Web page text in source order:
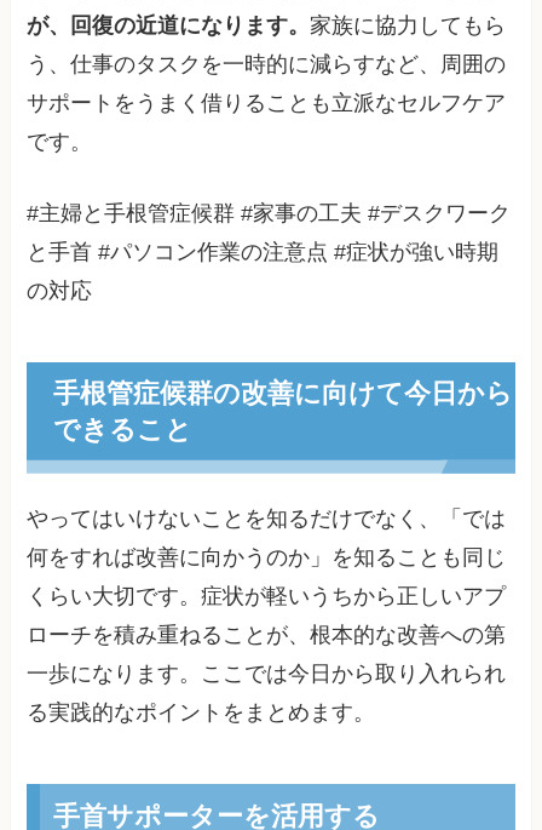
が、回復の近道になります。 家族に協力してもら
う、仕事のタスクを一時的に減らすなど、周囲の
サポートをうまく借りることも立派なセルフケア
です。
#主婦と手根管症候群 #家事の工夫 #デスクワーク
と手首 #パソコン作業の注意点 #症状が強い時期
の対応
手根管症候群の改善に向けて今日から
できること
やってはいけないことを知るだけでなく、「では
何をすれば改善に向かうのか」を知ることも同じ
くらい大切です。症状が軽いうちから正しいアプ
ローチを積み重ねることが、根本的な改善への第
一歩になります。ここでは今日から取り入れられ
る実践的なポイントをまとめます。
手首サポーターを活用する